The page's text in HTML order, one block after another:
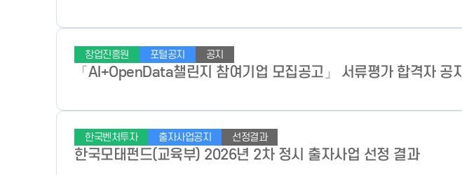
창업진흥원 포털공지 공지
「AI+OpenData챌린지 참여기업 모집공고」 서류평가 합격자 공지
한국벤처투자 출자사업공지 선정결과
한국모태펀드(교육부) 2026년 2차 정시 출자사업 선정 결과